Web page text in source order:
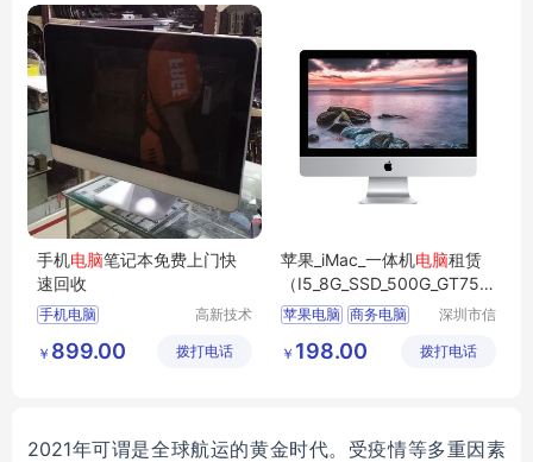
手机电脑笔记本免费上门快
速回收
手机电脑
高新技术
区良驹电
￥ 899.00 拨打电话
苹果_iMac_一体机电脑租赁
（I5_8G_SSD_500G_GT750_
1G_21.5寸）
苹果电脑 商务电脑
企业电脑
深圳市信
技术有限
￥ 198.00 拨打电话
2021年可谓是全球航运的黄金时代。受疫情等多重因素